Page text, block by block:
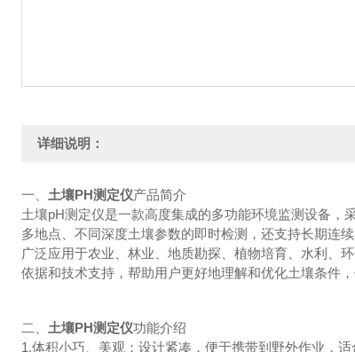
详细说明：
一、 土壤PH测定仪产品简介
土壤pH测定仪是一款高度集成的多功能环境监测设备
多地点、不同深度土壤参数的即时检测，还支持长期连
广泛应用于农业、林业、地质勘探、植物培育、水利、
依据和技术支持，帮助用户更好地理解和优化土壤条件，
二、 土壤PH测定仪功能介绍
1.体积小巧、美观：设计紧凑，便于携带到野外作业，适